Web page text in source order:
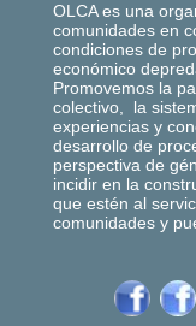
OLCA es una
comunidades en
condiciones de
económico
Promovemos la
colectivo, la
experiencias y
desarrollo de
perspectiva de
incidir en la
que estén al
comunidades y